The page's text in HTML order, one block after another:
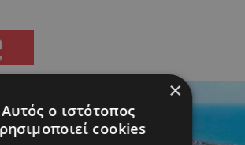
×
Αυτός ο ιστότοπος
cookies